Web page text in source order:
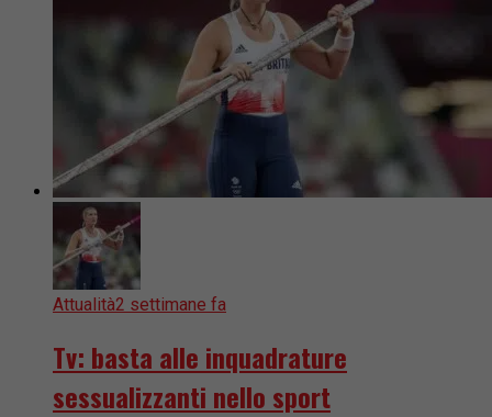
Attualità2 settimane fa
Tv: basta alle inquadrature
sessualizzanti nello sport